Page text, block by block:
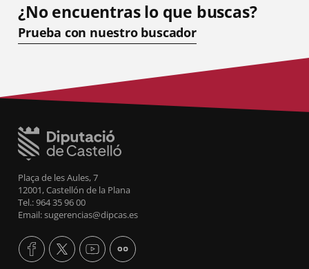
¿No encuentras lo que buscas?
Prueba con nuestro buscador
Plaça de les Aules, 7
12001, Castellón de la Plana
Tel.: 964 35 96 00
Email: sugerencias@dipcas.es